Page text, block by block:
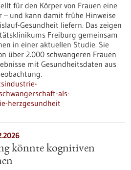
für den Körper von Frauen eine
– und kann damit frühe Hinweise
Gesundheit liefern. Das zeigen
Freiburg gemeinsam
in einer aktuellen Studie. Sie
über 2.000 schwangeren Frauen
mit Gesundheitsdaten aus
als-
herzgesundheit
könnte kognitiven